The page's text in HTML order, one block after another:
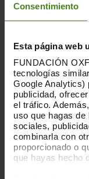
Consentimiento
Esta página web
FUNDACIÓN
tecnologías
Google Analytics)
publicidad,
el tráfico.
uso que hagas
sociales,
combinarla con
proporcionado o
que hayas hecho
sistema de